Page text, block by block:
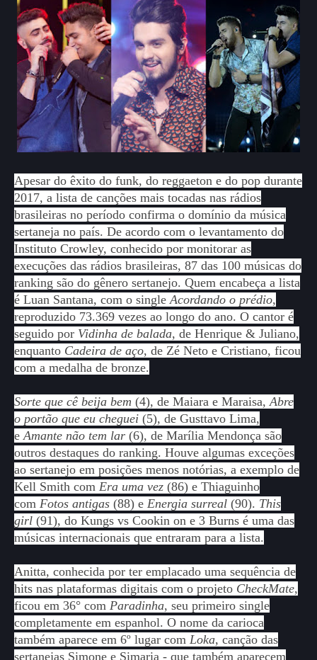
Apesar do êxito do funk, do reggaeton e do pop durante
2017, a lista de canções mais tocadas nas rádios
brasileiras no período confirma o domínio da música
sertaneja no país. De acordo com o levantamento do
Instituto Crowley, conhecido por monitorar as
execuções das rádios brasileiras, 87 das 100 músicas do
ranking são do gênero sertanejo. Quem encabeça a lista
é Luan Santana, com o singleAcordando o prédio,
reproduzido 73.369 vezes ao longo do ano. O cantor é
seguido por Vidinha de balada, de Henrique & Juliano,
enquanto Cadeira de aço, de Zé Neto e Cristiano, ficou
com a medalha de bronze.
Sorte que cê beija bem (4), de Maiara e Maraisa,Abre
o portão que eu cheguei (5), de Gusttavo Lima,
eAmante não tem lar (6), de Marília Mendonça são
outros destaques do ranking. Houve algumas exceções
ao sertanejo em posições menos notórias, a exemplo de
Kell Smith com Era uma vez (86) e Thiaguinho
com Fotos antigas (88) e Energia surreal (90). This
girl (91), do Kungs vs Cookin on e 3 Burns é uma das
músicas internacionais que entraram para a lista.
Anitta, conhecida por ter emplacado uma sequência de
hits nas plataformas digitais com o projeto CheckMate,
ficou em 36° com Paradinha, seu primeiro single
completamente em espanhol. O nome da carioca
também aparece em 6º lugar com Loka, canção das
sertanejas Simone e Simaria - que também aparecem